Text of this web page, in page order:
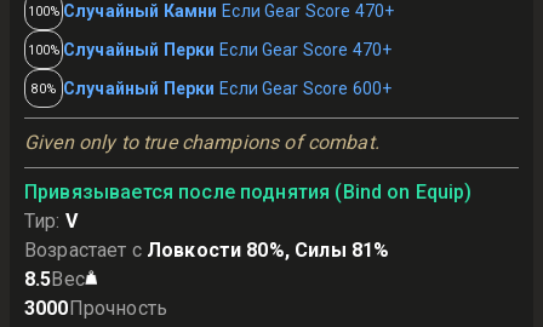
100% Случайный Камни Если Gear Score 470+
100% Случайный Перки Если Gear Score 470+
80% Случайный Перки Если Gear Score 600+
Given only to true champions of combat.
Привязывается после поднятия (Bind on Equip)
Тир: V
Возрастает с Ловкости 80%, Силы 81%
8.5Вес
3000Прочность